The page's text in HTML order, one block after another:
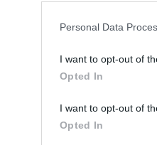
Personal Data
I want to opt-out of
Opted In
I want to opt-out of
Opted In